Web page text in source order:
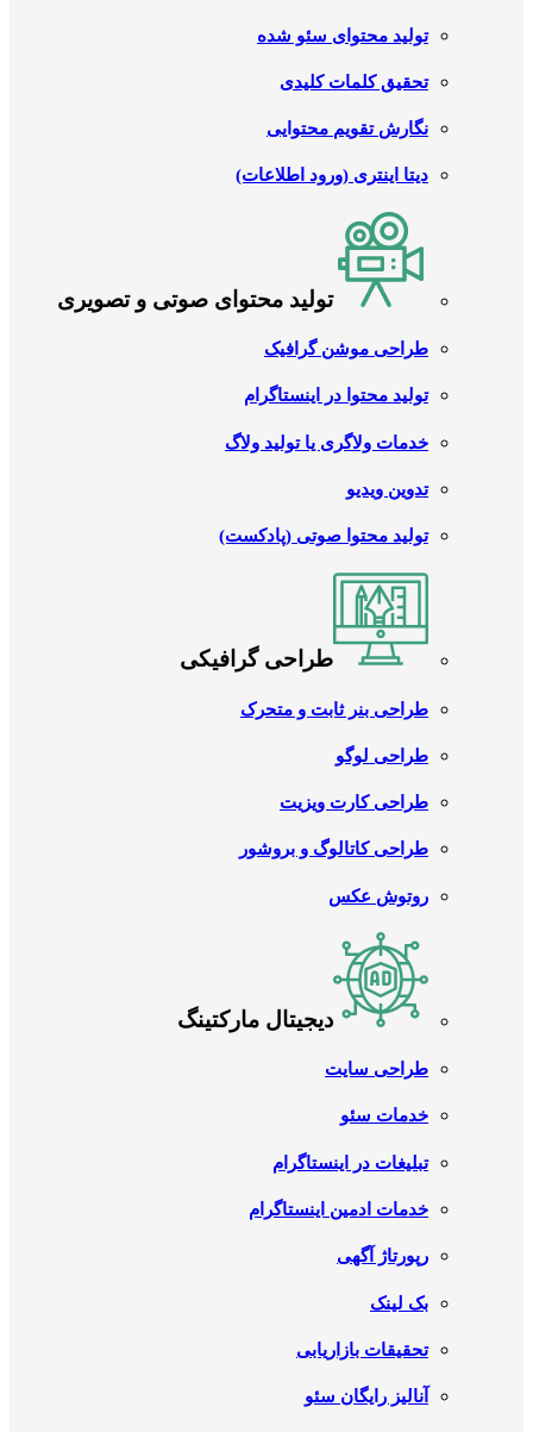
تولید محتوای سئو شده
تحقیق کلمات کلیدی
نگارش تقویم محتوایی
دیتا اینتری (ورود اطلاعات)
تولید محتوای صوتی و تصویری
طراحی موشن گرافیک
تولید محتوا در اینستاگرام
خدمات ولاگری یا تولید ولاگ
تدوین ویدیو
تولید محتوا صوتی (پادکست)
طراحی گرافیکی
طراحی بنر ثابت و متحرک
طراحی لوگو
طراحی کارت ویزیت
طراحی کاتالوگ و بروشور
روتوش عکس
دیجیتال مارکتینگ
طراحی سایت
خدمات سئو
تبلیغات در اینستاگرام
خدمات ادمین اینستاگرام
رپورتاژ آگهی
بک لینک
تحقیقات بازاریابی
آنالیز رایگان سئو